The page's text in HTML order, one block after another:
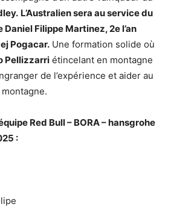
L’Australien sera au service du
Filippe Martinez, 2e l’an
Pogacar. Une formation solide où
Pellizzarri étincelant en montagne
de l’expérience et aider au
Red Bull – BORA – hansgrohe
: